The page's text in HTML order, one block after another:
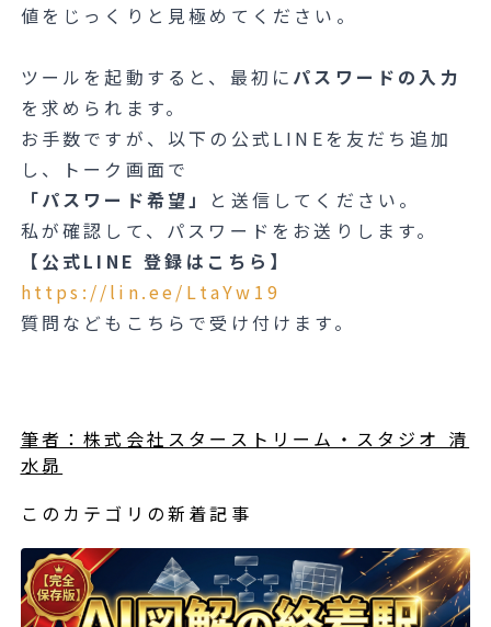
値をじっくりと見極めてください。
ツールを起動すると、最初に パスワードの入力
を求められます。
お手数ですが、以下の公式LINEを友だち追加
し、トーク画面で
「パスワード希望」
と送信してください。
私が確認して、パスワードをお送りします。
【公式LINE 登録はこちら】
https://lin.ee/LtaYw19
質問などもこちらで受け付けます。
筆者：株式会社スターストリーム・スタジオ 清
水昴
このカテゴリの新着記事